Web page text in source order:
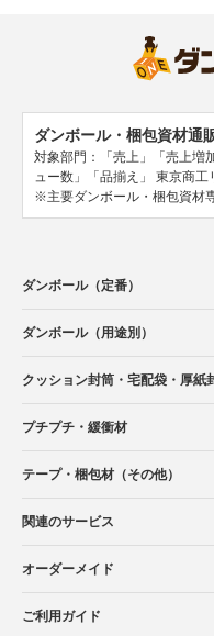
ダンボール・梱包資材通
対象部門：「売上」「売上増
ュー数」「品揃え」
東京商工
※主要ダンボール・梱包資材
ダンボール（定番）
ダンボール（用途別）
クッション封筒 ・宅配袋 ・厚紙
プチプチ・緩衝材
テープ・梱包材（その他）
関連のサービス
オーダーメイド
ご利用ガイド